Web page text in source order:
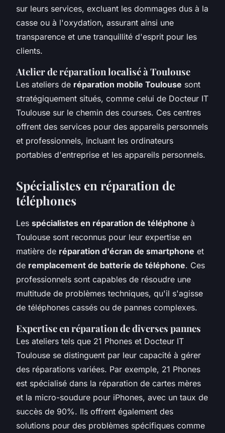
sur leurs services, excluant les dommages dus à la
casse ou à l'oxydation, assurant ainsi une
transparence et une tranquillité d'esprit pour les
clients.
Atelier de réparation localisé à Toulouse
Les ateliers de réparation mobile Toulouse sont
stratégiquement situés, comme celui de Docteur IT
Toulouse sur le chemin des courses. Ces centres
offrent des services pour des appareils personnels
et professionnels, incluant les ordinateurs
portables d'entreprise et les appareils personnels.
Spécialistes en réparation de
téléphones
Les spécialistes en réparation de téléphone à
Toulouse sont reconnus pour leur expertise en
matière de réparation d'écran de smartphone et
de remplacement de batterie de téléphone. Ces
professionnels sont capables de résoudre une
multitude de problèmes techniques, qu'il s'agisse
de téléphones cassés ou de pannes complexes.
Expertise en réparation de diverses pannes
Les ateliers tels que 21 Phones et Docteur IT
Toulouse se distinguent par leur capacité à gérer
des réparations variées. Par exemple, 21 Phones
est spécialisé dans la réparation de cartes mères
et la micro-soudure pour iPhones, avec un taux de
succès de 90%. Ils offrent également des
solutions pour des problèmes spécifiques comme